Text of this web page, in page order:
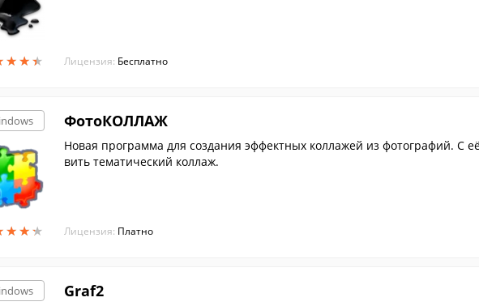
★★★
★★★ Лицензия: Бесплатно
★★★
★★★
ФотоКОЛЛАЖ
Новая программа для создания эффектных коллажей из фотографий. С
вить тематический коллаж.
Лицензия: Платно
Graf2